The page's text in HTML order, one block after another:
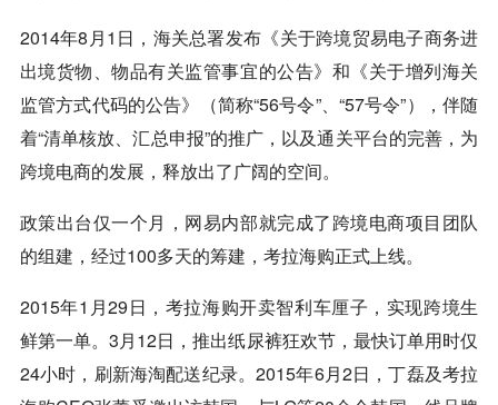
2014年8月1日，海关总署发布《关于跨境贸易电子商务进
出境货物、物品有关监管事宜的公告》和《关于增列海关
监管方式代码的公告》（简称“56号令”、“57号令”），伴随
着“清单核放、汇总申报”的推广，以及通关平台的完善，为
跨境电商的发展，释放出了广阔的空间。
政策出台仅一个月，网易内部就完成了跨境电商项目团队
的组建，经过100多天的筹建，考拉海购正式上线。
2015年1月29日，考拉海购开卖智利车厘子，实现跨境生
鲜第一单。3月12日，推出纸尿裤狂欢节，最快订单用时仅
24小时，刷新海淘配送纪录。2015年6月2日，丁磊及考拉